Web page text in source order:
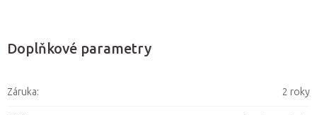
Doplňkové parametry
Záruka: 2 roky